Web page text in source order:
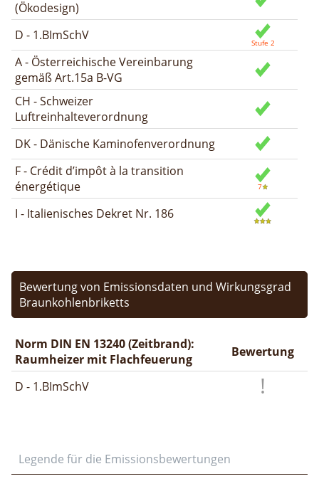
(Ökodesign)
D - 1.BImSchV
A - Österreichische Vereinbarung
gemäß Art.15a B-VG
CH - Schweizer
Luftreinhalteverordnung
DK - Dänische Kaminofenverordnung
F - Crédit d’impôt à la transition
énergétique
I - Italienisches Dekret Nr. 186
Bewertung von Emissionsdaten und Wirkungsgrad
Braunkohlenbriketts
Norm DIN EN 13240 (Zeitbrand):
Raumheizer mit Flachfeuerung
Bewertung
D - 1.BImSchV
Legende für die Emissionsbewertungen